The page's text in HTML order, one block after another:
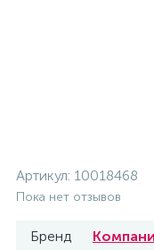
Артикул: 10018468
Пока нет отзывов
Бренд